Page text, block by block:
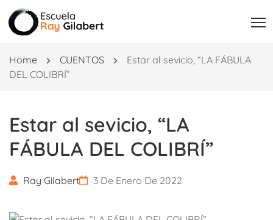
Home CUENTOS
Estar al sevicio, “LA FÁBULA
DEL COLIBRÍ”
Estar al sevicio, “LA
FÁBULA DEL COLIBRÍ”
Ray Gilabert 3 De Enero De 2022